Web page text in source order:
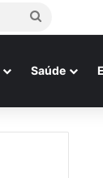
Procurar
Saúde